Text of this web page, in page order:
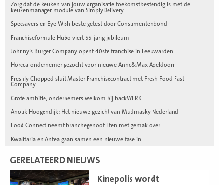
Zorg dat de keuken van jouw organisatie toekomstbestendig is met de
keukenmanager module van SimplyDelivery
Specsavers en Eye Wish beste getest door Consumentenbond
Franchiseformule Hubo viert 55-jarig jubileum
Johnny’s Burger Company opent 40ste franchise in Leeuwarden
Horeca-ondernemer gezocht voor nieuwe Anne&Max Apeldoorn
Freshly Chopped sluit Master Franchisecontract met Fresh Food Fast
Company
Grote ambitie, ondernemers welkom bij backWERK
Anouk Hoogendijk: Het nieuwe gezicht van Mudmasky Nederland
Food Connect neemt branchegenoot Eten met gemak over
Kwalitaria en Antea gaan samen een nieuwe fase in
GERELATEERD NIEUWS
Kinepolis wordt
Lees